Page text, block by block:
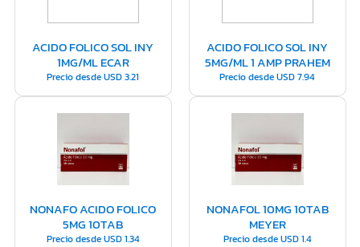
ACIDO FOLICO SOL INY
1MG/ML ECAR
Precio desdeUSD3.21
ACIDO FOLICO SOL INY
5MG/ML 1 AMP PRAHEM
Precio desdeUSD7.94
NONAFO ACIDO FOLICO
5MG 10TAB
Precio desdeUSD1.34
NONAFOL 10MG 10TAB
MEYER
Precio desdeUSD1.4